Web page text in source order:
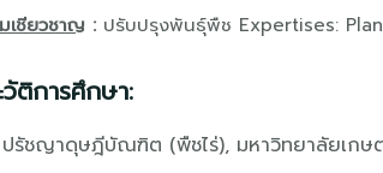
เชียวชาญ : ปรับปรุงพันธุ์พืช Expertises:
วัติการศึกษา:
ปรัชญาดุษฎีบัณฑิต (พืชไร่), มหาวิทยาลัยเกษ